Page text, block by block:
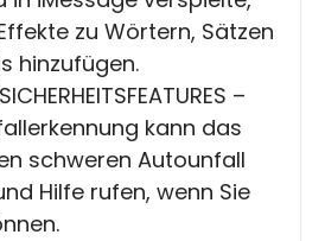
zu Wörtern, Sätzen
hinzufügen.
–
kann das
schweren Autounfall
Hilfe rufen, wenn Sie